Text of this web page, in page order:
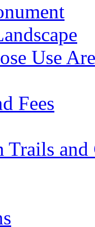
Use
Fees
Trails and